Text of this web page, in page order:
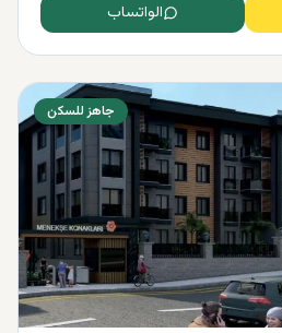
الواتساب
جاهز للسكن